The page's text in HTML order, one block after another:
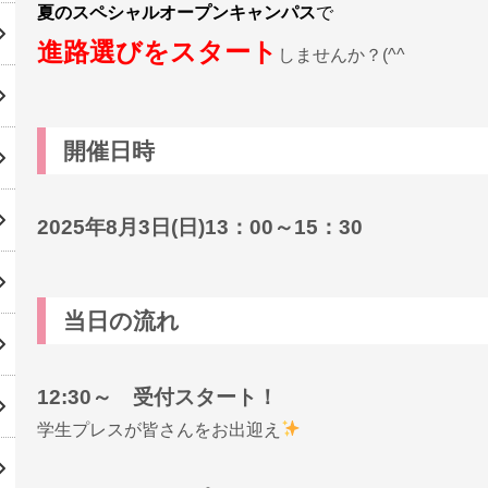
夏のスペシャルオープンキャンパスで
進路選びをスタート しませんか？(^^
開催日時
2025年8月3日(日)13：00～15：30
当日の流れ
12:30～ 受付スタート！
学生プレスが皆さんをお出迎え